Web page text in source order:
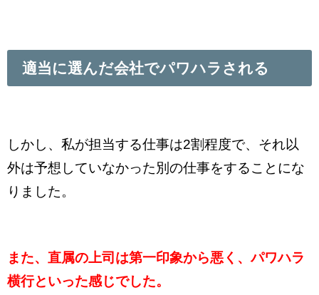
適当に選んだ会社でパワハラされる
しかし、私が担当する仕事は2割程度で、それ以
外は予想していなかった別の仕事をすることにな
りました。
また、直属の上司は第一印象から悪く、パワハラ
横行といった感じでした。